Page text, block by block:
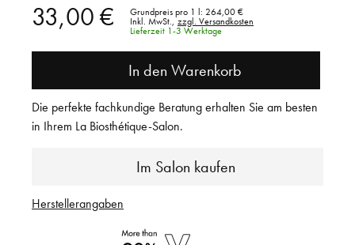
33,00 € Grundpreis pro 1 l: 264,00 €
Inkl. MwSt.,
zzgl. Versandkosten
Lieferzeit 1-3 Werktage
In den Warenkorb
Im Salon kaufen
Die perfekte fachkundige Beratung erhalten Sie am besten
in Ihrem La Biosthétique-Salon.
Herstellerangaben